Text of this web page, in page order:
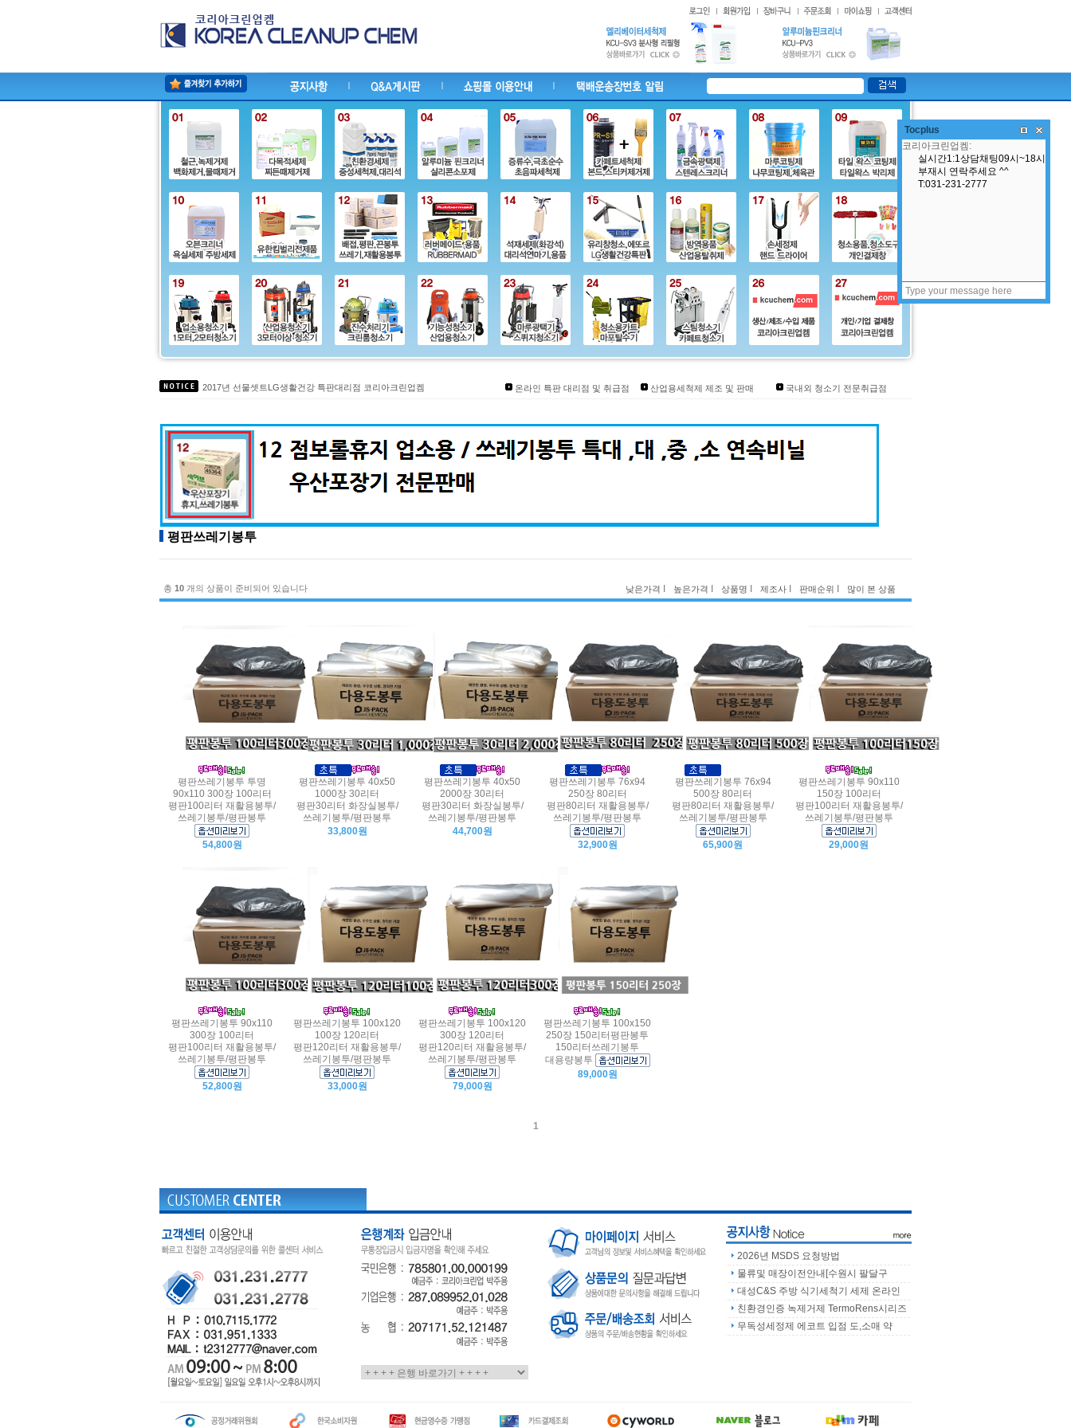
친환경인증 녹제거제 TermoRens시리즈 입점
무독성세정제 에코트 입점 도,소매 약품상담환영
2017년 선물셋트LG생활건강 특판대리점 코리아크린업켐
온라인 특판 대리점 및 취급점 산업용세척제 제조 및 판매 국내외 청소기 전문취급점
평판쓰레기봉투
총 10 개의 상품이 준비되어 있습니다 낮은가격 높은가격 상품명 제조사 판매순위 많이 본 상품
평판쓰레기봉투 투명
90x110 300장 100리터
평판100리터 재활용봉투/
쓰레기봉투/평판봉투
54,800원
평판쓰레기봉투 40x50
1000장 30리터
평판30리터 화장실봉투/
쓰레기봉투/평판봉투
33,800원
평판쓰레기봉투 40x50
2000장 30리터
평판30리터 화장실봉투/
쓰레기봉투/평판봉투
44,700원
평판쓰레기봉투 76x94
250장 80리터
평판80리터 재활용봉투/
쓰레기봉투/평판봉투
32,900원
평판쓰레기봉투 76x94
500장 80리터
평판80리터 재활용봉투/
쓰레기봉투/평판봉투
65,900원
평판쓰레기봉투 90x110
150장 100리터
평판100리터 재활용봉투/
쓰레기봉투/평판봉투
29,000원
평판쓰레기봉투 90x110
300장 100리터
평판100리터 재활용봉투/
쓰레기봉투/평판봉투
52,800원
평판쓰레기봉투 100x120
100장 120리터
평판120리터 재활용봉투/
쓰레기봉투/평판봉투
33,000원
평판쓰레기봉투 100x120
300장 120리터
평판120리터 재활용봉투/
쓰레기봉투/평판봉투
79,000원
평판쓰레기봉투 100x150
250장 150리터평판봉투
150리터쓰레기봉투
대용량봉투
89,000원
1
2026년 MSDS 요청방법
물류및 매장이전안내[수원시 팔달구
대성C&S 주방 식기세척기 세제 온라인
친환경인증 녹제거제 TermoRens시리즈
무독성세정제 에코트 입점 도,소매 약
Tocplus